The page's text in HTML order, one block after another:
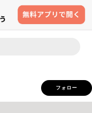
フォロー